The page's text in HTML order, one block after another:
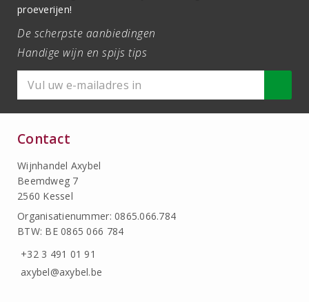
proeverijen!
De scherpste aanbiedingen
Handige wijn en spijs tips
Contact
Wijnhandel Axybel
Beemdweg 7
2560 Kessel
Organisatienummer: 0865.066.784
BTW: BE 0865 066 784
+32 3 491 01 91
axybel@axybel.be